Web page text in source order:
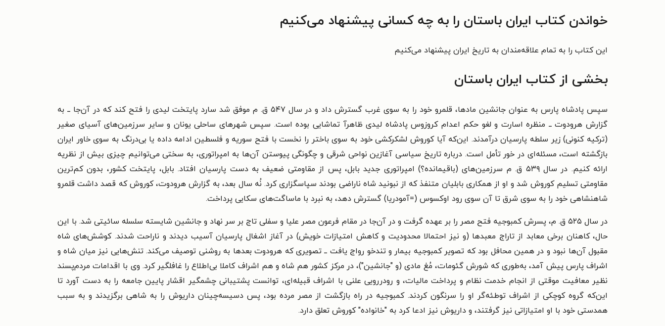
خواندن کتاب ایران باستان را به چه کسانی پیشنهاد می‌کنیم
این کتاب را به تمام علاقه‌مندان به تاریخ ایران پیشنهاد می‌کنیم
بخشی از کتاب ایران باستان
سپس پادشاه پارس به عنوان جانشین مادها، قلمرو خود را به سوی غرب گسترش داد و در سال ۵۴۷ ق. م موفق شد سارد پایتخت لیدی را فتح کند که در آن‌جا ــ به
گزارش هرودوت ــ منظره اسارت و لغو حکم اعدام کروزوس پادشاه لیدی ظاهرآ تماشایی بوده است. سپس شهرهای ساحلی یونان و سایر سرزمین‌های آسیای صغیر
(ترکیه کنونی) زیر سلطه پارسیان درآمدند. این‌که آیا کوروش لشکرکشی خود به سوی باختر را نخست با فتح سوریه و فلسطین ادامه داده یا بی‌درنگ به سوی خاور ایران
بازگشته است، مسئله‌ای در خور تأمل است. درباره تاریخ سیاسی آغازین نواحی شرقی و چگونگی پیوستن آن‌ها به امپراتوری، به سختی می‌توانیم چیزی بیش از نظریه
ارائه کنیم. در سال ۵۳۹ ق. م سرزمین‌های (باقیمانده؟) امپراتوری جدید بابل، پس از مقاومتی ضعیف به دست پارسیان افتاد. بابل، پایتخت کشور، بدون کم‌ترین
مقاومتی تسلیم کوروش شد و او از همکاری بابلیان متنفذ که از نبونید شاه ناراضی بودند سپاسگزاری کرد. نُه سال بعد، به گزارش هرودوت، کوروش که قصد داشت قلمرو
شاهنشاهی خود را به سوی شرق تا آن سوی رود اوکسوس (=آمودریا) گسترش دهد، به نبرد با ماساگت‌های سکایی پرداخت.
در سال ۵۲۵ ق. م، پسرش کمبوجیه فتح مصر را بر عهده گرفت و در آن‌جا در مقام فرعون مصر علیا و سفلی تاج بر سر نهاد و جانشین شایسته سلسله سائیتی شد. با این
حال، کاهنان برخی معابد از تاراج معبدها (و نیز احتمالا محدودیت و کاهش امتیازات خویش) در آغاز اشغال پارسیان آسیب دیدند و ناراحت شدند. کوشش‌های شاه
مقبول آن‌ها نبود و در همین محافل بود که تصویر کمبوجیه بیمار و تندخو رواج یافت ــ تصویری که هرودوت بعدها به روشنی توصیف می‌کند. تنش‌هایی نیز میان شاه و
اشراف پارس پیش آمد، به‌طوری که شورش گئومات، مُغ مادی (و "جانشین")، در مرکز کشور هم شاه و هم اشراف کاملا بی‌اطلاع را غافلگیر کرد. وی با اقدامات مردم‌پسند
نظیر معافیت موقتی از انجام خدمت نظام و پرداخت مالیات، و رودررویی علنی با اشراف قبیله‌ای، توانست پشتیبانی چشمگیر اقشار پایین جامعه را به دست آورد تا
این‌که گروه کوچکی از اشراف توطئه‌گر او را سرنگون کردند. کمبوجیه در راه بازگشت از مصر مرده بود، پس دسیسه‌چینان داریوش را به شاهی برگزیدند و به سبب
همدستی خود با او امتیازاتی نیز گرفتند، و داریوش نیز ادعا کرد به "خانواده" کوروش تعلق دارد.